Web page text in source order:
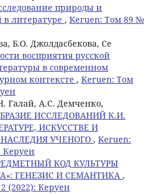
природы и
литературе , Keruen: Том 89 №
Б.О. Джолдасбекова, Се
восприятия русской
в современном
контексте , Keruen: Том
Галай, А.С. Демченко,
ИССЛЕДОВАНИЙ К.И.
ИСКУССТВЕ И
УЧЕНОГО , Keruen:
Керуен
КОД КУЛЬТУРЫ
ГЕНЕЗИС И СЕМАНТИКА ,
(2022): Керуен